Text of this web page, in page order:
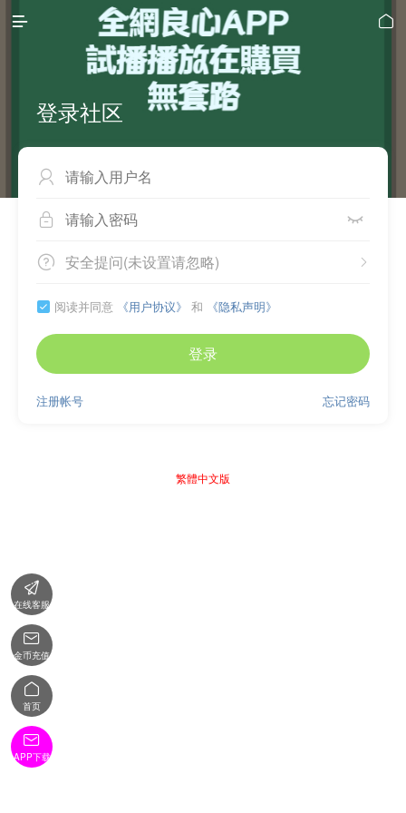
 
登录社区

 
 
安全提问(未设置请忽略)
 阅读并同意 《用户协议》 和 《隐私声明》
登录
忘记密码
注册帐号
繁體中文版

在线客服

金币充值

首页

APP下载